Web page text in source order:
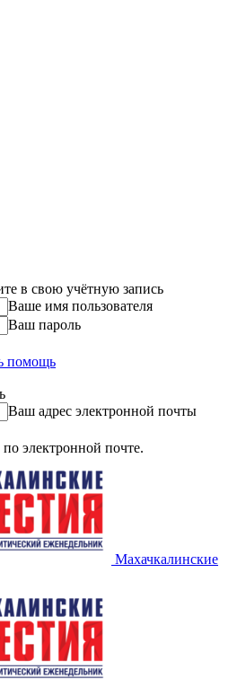
в свою учётную запись
Ваше имя пользователя
Ваш пароль
помощь
Ваш адрес электронной почты
электронной почте.
Махачкалинские